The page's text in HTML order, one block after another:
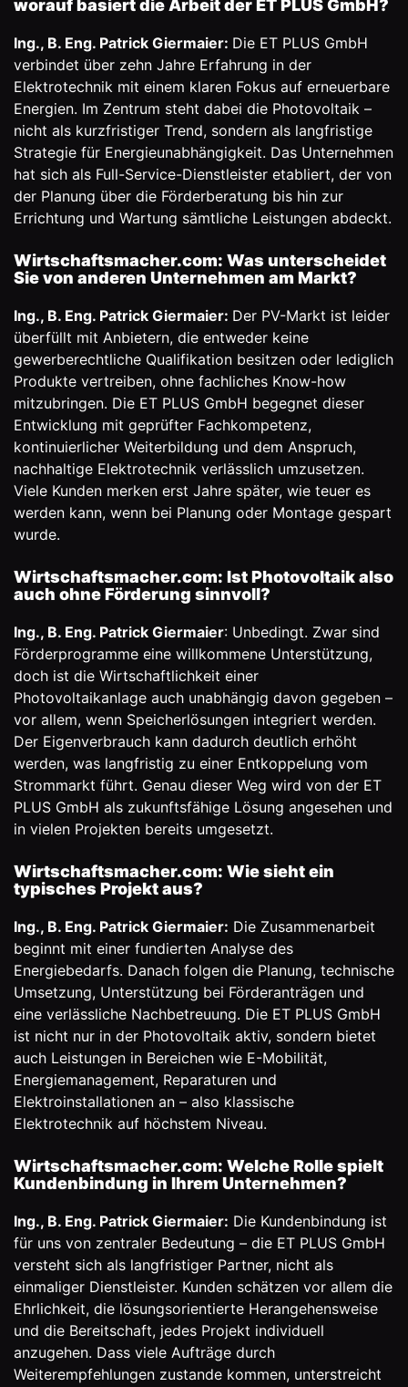
worauf basiert die Arbeit der ET PLUS GmbH?
Ing., B. Eng. Patrick Giermaier: Die ET PLUS GmbH
verbindet über zehn Jahre Erfahrung in der
Elektrotechnik mit einem klaren Fokus auf erneuerbare
Energien. Im Zentrum steht dabei die Photovoltaik –
nicht als kurzfristiger Trend, sondern als langfristige
Strategie für Energieunabhängigkeit. Das Unternehmen
hat sich als Full-Service-Dienstleister etabliert, der von
der Planung über die Förderberatung bis hin zur
Errichtung und Wartung sämtliche Leistungen abdeckt.
Wirtschaftsmacher.com: Was unterscheidet
Sie von anderen Unternehmen am Markt?
Ing., B. Eng. Patrick Giermaier: Der PV-Markt ist leider
überfüllt mit Anbietern, die entweder keine
gewerberechtliche Qualifikation besitzen oder lediglich
Produkte vertreiben, ohne fachliches Know-how
mitzubringen. Die ET PLUS GmbH begegnet dieser
Entwicklung mit geprüfter Fachkompetenz,
kontinuierlicher Weiterbildung und dem Anspruch,
nachhaltige Elektrotechnik verlässlich umzusetzen.
Viele Kunden merken erst Jahre später, wie teuer es
werden kann, wenn bei Planung oder Montage gespart
wurde.
Wirtschaftsmacher.com: Ist Photovoltaik also
auch ohne Förderung sinnvoll?
Ing., B. Eng. Patrick Giermaier: Unbedingt. Zwar sind
Förderprogramme eine willkommene Unterstützung,
doch ist die Wirtschaftlichkeit einer
Photovoltaikanlage auch unabhängig davon gegeben –
vor allem, wenn Speicherlösungen integriert werden.
Der Eigenverbrauch kann dadurch deutlich erhöht
werden, was langfristig zu einer Entkoppelung vom
Strommarkt führt. Genau dieser Weg wird von der ET
PLUS GmbH als zukunftsfähige Lösung angesehen und
in vielen Projekten bereits umgesetzt.
Wirtschaftsmacher.com: Wie sieht ein
typisches Projekt aus?
Ing., B. Eng. Patrick Giermaier: Die Zusammenarbeit
beginnt mit einer fundierten Analyse des
Energiebedarfs. Danach folgen die Planung, technische
Umsetzung, Unterstützung bei Förderanträgen und
eine verlässliche Nachbetreuung. Die ET PLUS GmbH
ist nicht nur in der Photovoltaik aktiv, sondern bietet
auch Leistungen in Bereichen wie E-Mobilität,
Energiemanagement, Reparaturen und
Elektroinstallationen an – also klassische
Elektrotechnik auf höchstem Niveau.
Wirtschaftsmacher.com: Welche Rolle spielt
Kundenbindung in Ihrem Unternehmen?
Ing., B. Eng. Patrick Giermaier: Die Kundenbindung ist
für uns von zentraler Bedeutung – die ET PLUS GmbH
versteht sich als langfristiger Partner, nicht als
einmaliger Dienstleister. Kunden schätzen vor allem die
Ehrlichkeit, die lösungsorientierte Herangehensweise
und die Bereitschaft, jedes Projekt individuell
anzugehen. Dass viele Aufträge durch
Weiterempfehlungen zustande kommen, unterstreicht